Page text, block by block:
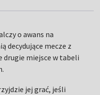
o awans na
decydujące mecze z
drugie miejsce w tabeli
jej grać, jeśli